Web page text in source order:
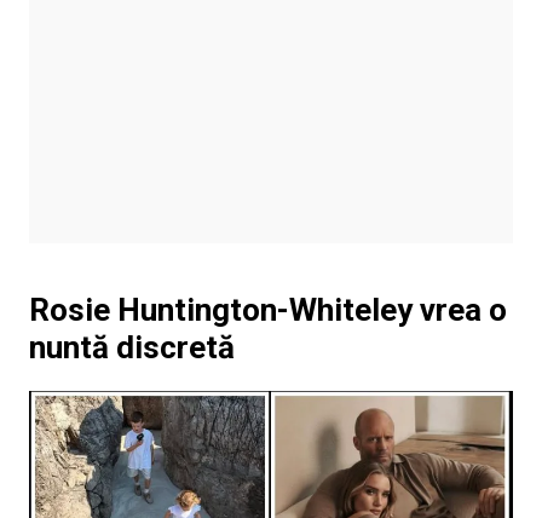
Rosie Huntington-Whiteley vrea o
nuntă discretă